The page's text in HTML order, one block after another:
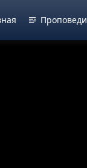
Проповеди